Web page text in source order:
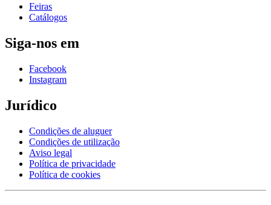
Feiras
Catálogos
Siga-nos em
Facebook
Instagram
Jurídico
Condições de aluguer
Condições de utilização
Aviso legal
Política de privacidade
Política de cookies